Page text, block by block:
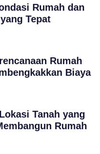
Rumah dan
Tepat
Rumah
Biaya
Tanah yang
Rumah